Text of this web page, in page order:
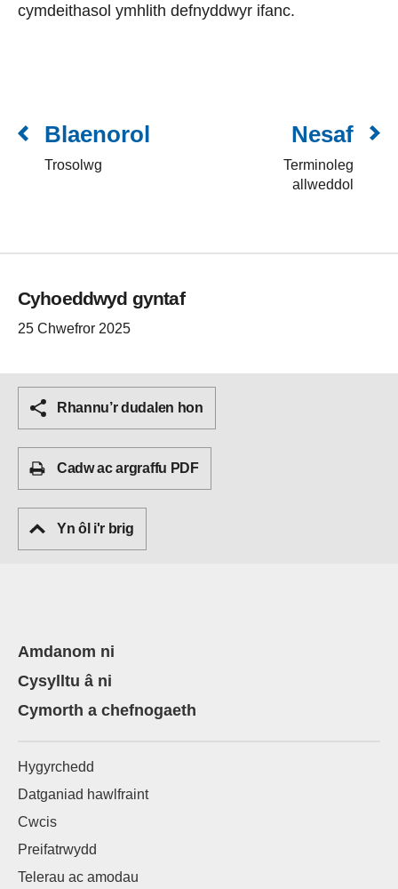
cymdeithasol ymhlith defnyddwyr ifanc.
Blaenorol
Trosolwg
Nesaf
Terminoleg
allweddol
Cyhoeddwyd gyntaf
25 Chwefror 2025
Rhannu’r dudalen hon
Cadw ac argraffu PDF
Yn ôl i'r brig
Amdanom ni
Cysylltu â ni
Cymorth a chefnogaeth
Hygyrchedd
Datganiad hawlfraint
Cwcis
Preifatrwydd
Telerau ac amodau